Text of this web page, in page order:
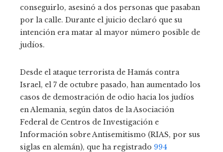
conseguirlo, asesinó a dos personas que pasaban
por la calle. Durante el juicio declaró que su
intención era matar al mayor número posible de
judíos.
Desde el ataque terrorista de Hamás contra
Israel, el 7 de octubre pasado, han aumentado los
casos de demostración de odio hacia los judíos
en Alemania, según datos de la Asociación
Federal de Centros de Investigación e
Información sobre Antisemitismo (RIAS, por sus
siglas en alemán), que ha registrado 994